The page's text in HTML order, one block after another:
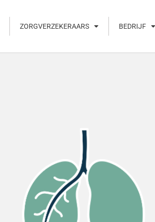
ZORGVERZEKERAARS BEDRIJF